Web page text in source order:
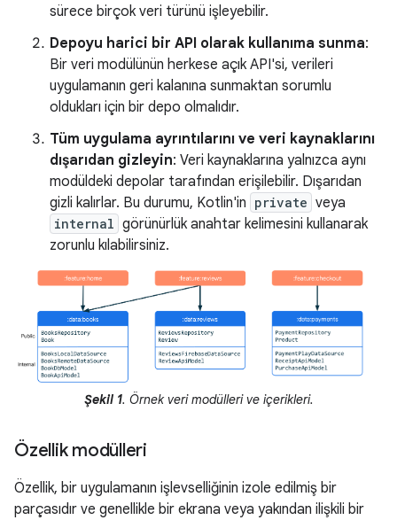
sürece birçok veri türünü işleyebilir.
Depoyu harici bir API olarak kullanıma sunma:
Bir veri modülünün herkese açık API'si, verileri
uygulamanın geri kalanına sunmaktan sorumlu
oldukları için bir depo olmalıdır.
Tüm uygulama ayrıntılarını ve veri kaynaklarını
dışarıdan gizleyin: Veri kaynaklarına yalnızca aynı
modüldeki depolar tarafından erişilebilir. Dışarıdan
gizli kalırlar. Bu durumu, Kotlin'in private veya
internal görünürlük anahtar kelimesini kullanarak
zorunlu kılabilirsiniz.
Şekil 1. Örnek veri modülleri ve içerikleri.
Özellik modülleri
Özellik, bir uygulamanın işlevselliğinin izole edilmiş bir
parçasıdır ve genellikle bir ekrana veya yakından ilişkili bir